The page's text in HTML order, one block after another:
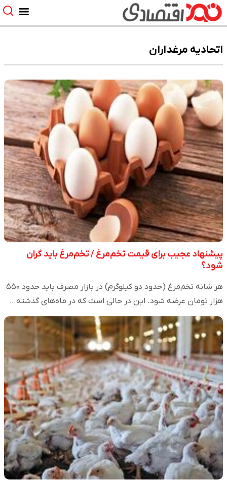
اتحادیه مرغداران
پیشنهاد عجیب برای قیمت تخم‌مرغ / تخم‌مرغ باید گران
شود؟
هر شانه تخم‌مرغ (حدود دو کیلوگرم) در بازار مصرف باید حدود ۵۵۰
هزار تومان عرضه شود. این در حالی است که در ماه‌های گذشته…